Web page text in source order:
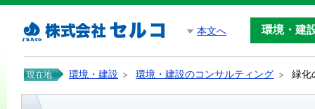
本文へ 環境・建
現在地 環境・建設 環境・建設のコンサルティング 緑化